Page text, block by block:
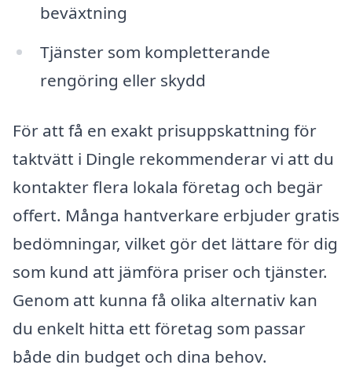
beväxtning
Tjänster som kompletterande
rengöring eller skydd
För att få en exakt prisuppskattning för
taktvätt i Dingle rekommenderar vi att du
kontakter flera lokala företag och begär
offert. Många hantverkare erbjuder gratis
bedömningar, vilket gör det lättare för dig
som kund att jämföra priser och tjänster.
Genom att kunna få olika alternativ kan
du enkelt hitta ett företag som passar
både din budget och dina behov.